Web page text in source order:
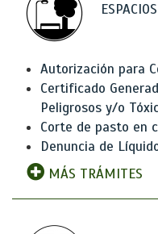
Autorización para
Certificado
Peligrosos y/o
Corte de pasto en
Denuncia de
MÁS TRÁMITES